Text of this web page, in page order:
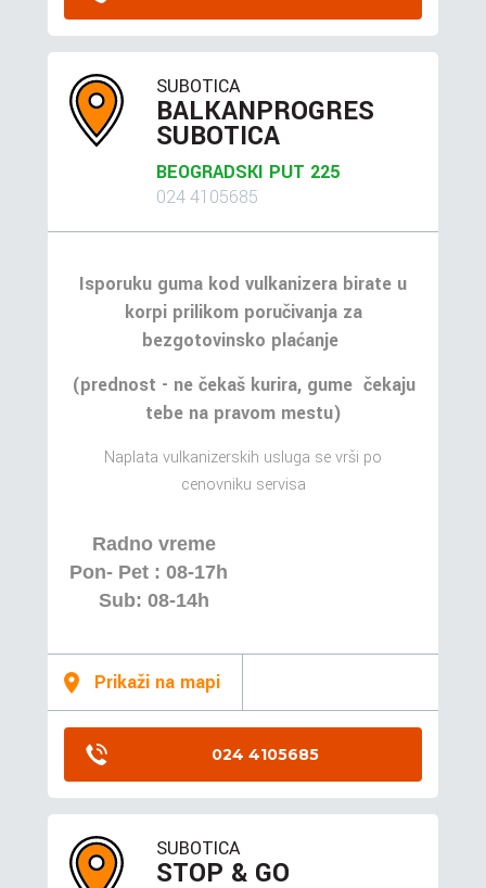
SUBOTICA
BALKANPROGRES
SUBOTICA
BEOGRADSKI PUT 225
024 4105685
Isporuku guma kod vulkanizera birate u
korpi prilikom poručivanja za
bezgotovinsko plaćanje
(prednost - ne čekaš kurira, gume čekaju
tebe na pravom mestu)
Naplata vulkanizerskih usluga se vrši po
cenovniku servisa
Radno vreme
Pon- Pet : 08-17h
Sub: 08-14h
Prikaži na mapi
024 4105685
SUBOTICA
STOP & GO